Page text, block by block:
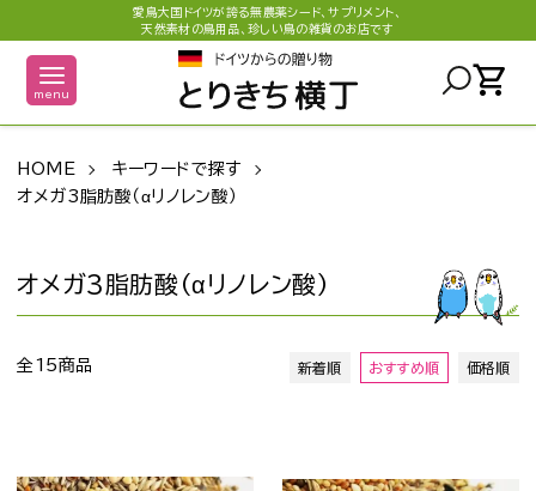
愛鳥大国ドイツが誇る無農薬シード、サプリメント、
天然素材の鳥用品、珍しい鳥の雑貨のお店です
menu shopping_cart
HOME
キーワードで探す
オメガ3脂肪酸（αリノレン酸）
オメガ3脂肪酸（αリノレン酸）
全15商品 新着順 おすすめ順 価格順